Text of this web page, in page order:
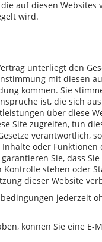
auf diesen Websites
wird.
unterliegt den
mit diesen
kommen. Sie
ist, die sich
über diese
Site zugreifen, tun
verantwortlich,
oder
Sie, dass
stehen oder
dieser Website
jederzeit
können Sie eine E-